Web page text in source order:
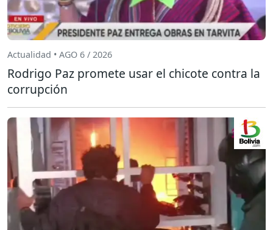
Actualidad • AGO 6 / 2026
Rodrigo Paz promete usar el chicote contra la
corrupción